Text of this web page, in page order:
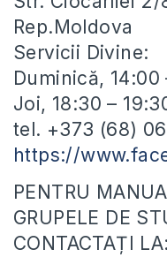
Rep.Moldova
Servicii Divine:
Duminică, 14:00
Joi, 18:30 –
tel. +373 (68)
https://
PENTRU
GRUPELE DE
CONTACTAȚI LA: